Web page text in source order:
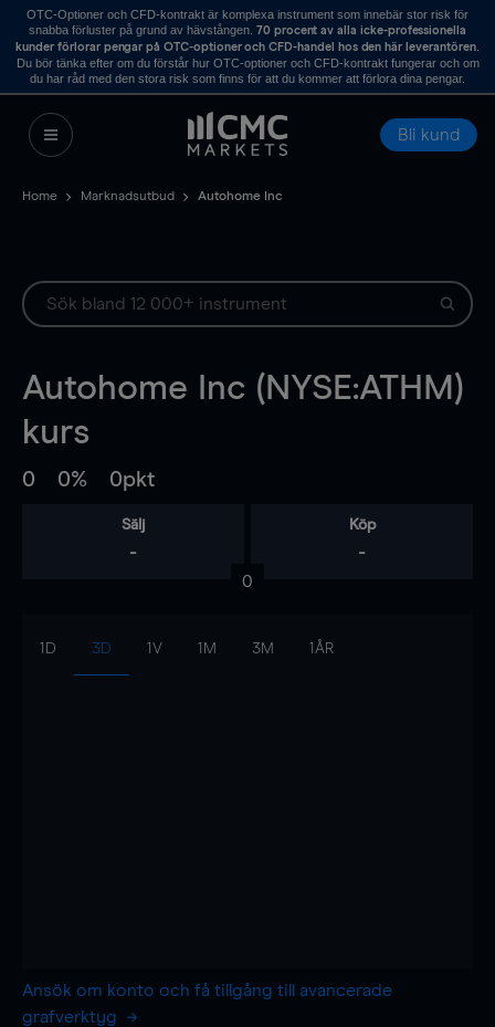
OTC-Optioner och CFD-kontrakt är komplexa instrument som innebär stor risk för
snabba förluster på grund av hävstången. 70 procent av alla icke-professionella
kunder förlorar pengar på OTC-optioner och CFD-handel hos den här leverantören.
Du bör tänka efter om du förstår hur OTC-optioner och CFD-kontrakt fungerar och om
du har råd med den stora risk som finns för att du kommer att förlora dina pengar.
Bli kund
Home Marknadsutbud Autohome Inc
Autohome Inc (NYSE:ATHM)
kurs
0 0% 0pkt
Sälj
-
Köp
-
0
1D 3D 1V 1M 3M 1ÅR
Ansök om konto och få tillgång till avancerade
grafverktyg